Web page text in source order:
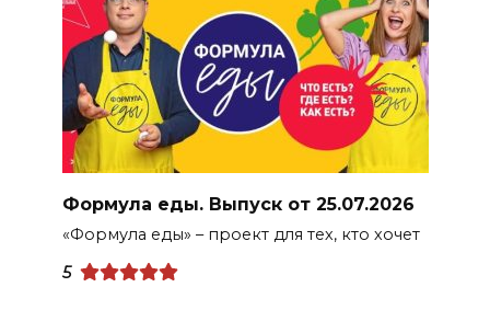
Формула еды. Выпуск от 25.07.2026
«Формула еды» – проект для тех, кто хочет
5